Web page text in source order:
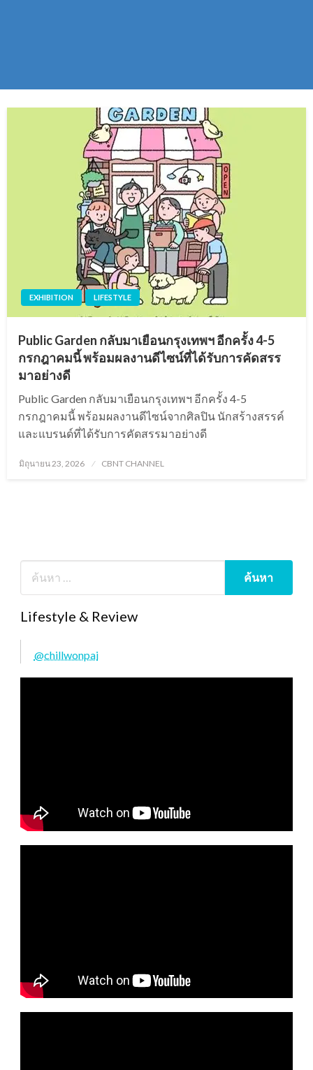
EXHIBITION LIFESTYLE
Public Garden กลับมาเยือนกรุงเทพฯ อีกครั้ง 4-5
กรกฎาคมนี้ พร้อมผลงานดีไซน์ที่ได้รับการคัดสรร
มาอย่างดี
Public Garden กลับมาเยือนกรุงเทพฯ อีกครั้ง 4-5
กรกฎาคมนี้ พร้อมผลงานดีไซน์จากศิลปิน นักสร้างสรรค์
และแบรนด์ที่ได้รับการคัดสรรมาอย่างดี
Posted
on
มิถุนายน 23, 2026 CBNT CHANNEL
Lifestyle & Review
@chillwonpai